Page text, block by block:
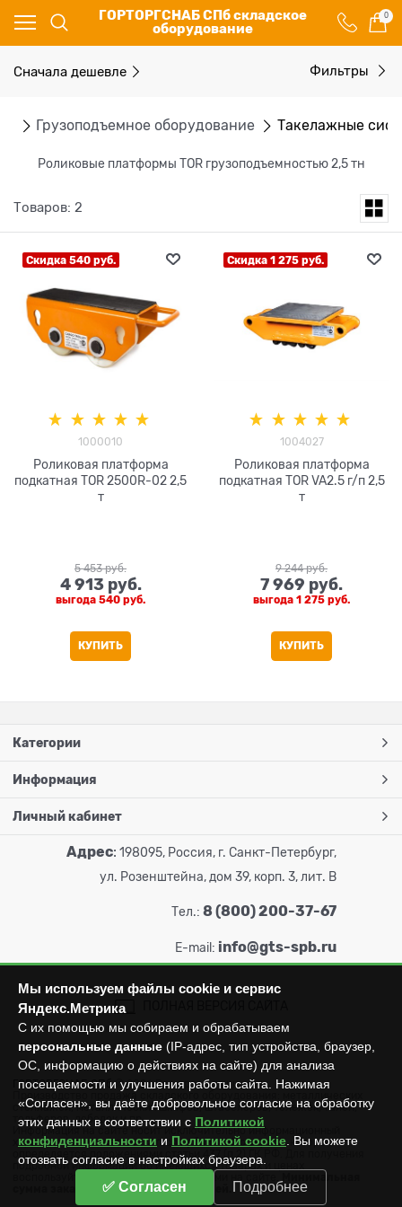
ГОРТОРГСНАБ СПб складское
оборудование
0
Грузоподъемное оборудование Такелажные
Роликовые платформы TOR грузоподъемностью 2,5 тн
Сначала дешевле Фильтры
Товаров: 2
Скидка 540 руб.
1000010
Роликовая платформа
подкатная TOR 2500R-02 2,5
т
5 453 руб.
4 913 руб.
выгода 540 руб.
КУПИТЬ
Скидка 1 275 руб.
1004027
Роликовая платформа
подкатная TOR VA2.5 г/п 2,5
т
9 244 руб.
7 969 руб.
выгода 1 275 руб.
КУПИТЬ
Категории
Информация
Личный кабинет
Адрес: 198095, Россия, г. Санкт-Петербург,
ул. Розенштейна, дом 39, корп. 3, лит. В
Тел.: 8 (800) 200-37-67
E-mail: info@gts-spb.ru
ГОРТОРГСНАБ СПб © 2026Все права защищены.
Производство продажа складского оборудования: металлических
стеллажей, металлических шкафов, штабелеров, тележек, талей,
тельферов, лебедок и пр.
Информация на сайте носит исключительно информационный
характер и не может считаться публичной офертой, которая
определяется положениями статьи 437 (п.2) ГК РФ. Для получения
подробной информации об имеющихся товарах и ценах
сумма заказа составляет 3000 рублей.
Мы используем файлы cookie и сервис
Яндекс.Метрика
С их помощью мы собираем и обрабатываем
персональные данные (IP-адрес, тип устройства, браузер,
ОС, информацию о действиях на сайте) для анализа
посещаемости и улучшения работы сайта. Нажимая
«Согласен», вы даёте добровольное согласие на обработку
этих данных в соответствии с Политикой
конфиденциальности и Политикой cookie . Вы можете
отозвать согласие в настройках браузера.
✅ Согласен Подробнее